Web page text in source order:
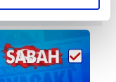
bu noktada,
tek gelir
isteriz.
izin vermedikleri